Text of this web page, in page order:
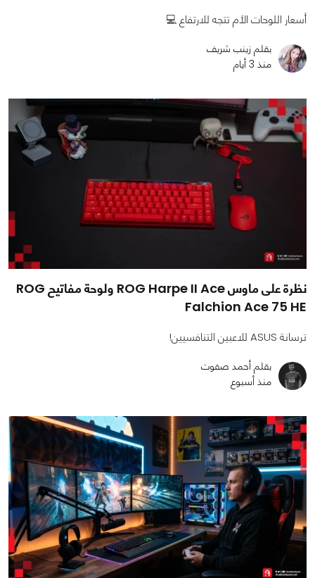
أسعار اللوحات الأم تتجه للارتفاع 💻
بقلم زينب شريف
منذ 3 أيام
نظرة على ماوس ROG Harpe II Ace ولوحة مفاتيح ROG
Falchion Ace 75 HE
ترسانة ASUS للاعبين التنافسيين!
بقلم أحمد صفوت
منذ أسبوع